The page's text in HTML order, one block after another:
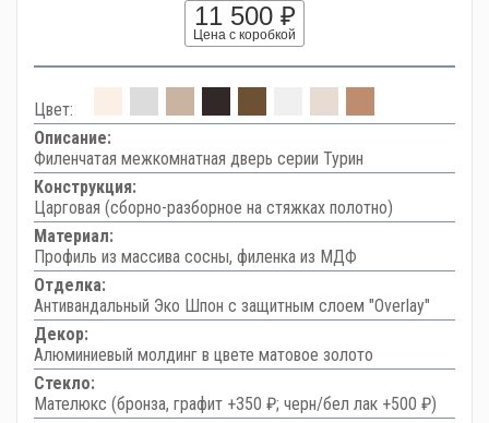
11 500 ₽
Цена с коробкой
Цвет:
Описание:
Филенчатая межкомнатная дверь серии Турин
Конструкция:
Царговая (сборно-разборное на стяжках полотно)
Материал:
Профиль из массива сосны, филенка из МДФ
Отделка:
Антивандальный Эко Шпон с защитным слоем "Overlay"
Декор:
Алюминиевый молдинг в цвете матовое золото
Стекло:
Мателюкс (бронза, графит +350 ₽; черн/бел лак +500 ₽)